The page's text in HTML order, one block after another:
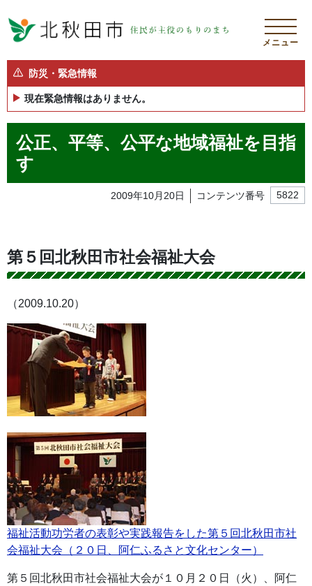
メニュー
防災・緊急情報
現在緊急情報はありません。
公正、平等、公平な地域福祉を目指
す
2009年10月20日 コンテンツ番号 5822
第５回北秋田市社会福祉大会
（2009.10.20）
福祉活動功労者の表彰や実践報告をした第５回北秋田市社
会福祉大会（２０日、阿仁ふるさと文化センター）
第５回北秋田市社会福祉大会が１０月２０日（火）、阿仁